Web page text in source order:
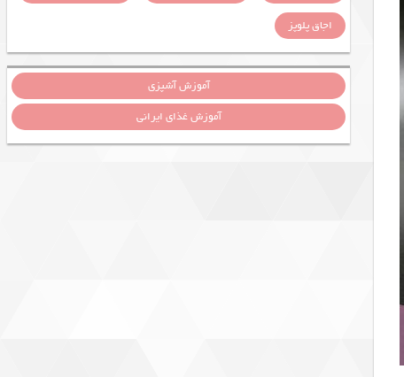
اجاق پلوپز
آموزش آشپزی
آموزش غذای ایرانی